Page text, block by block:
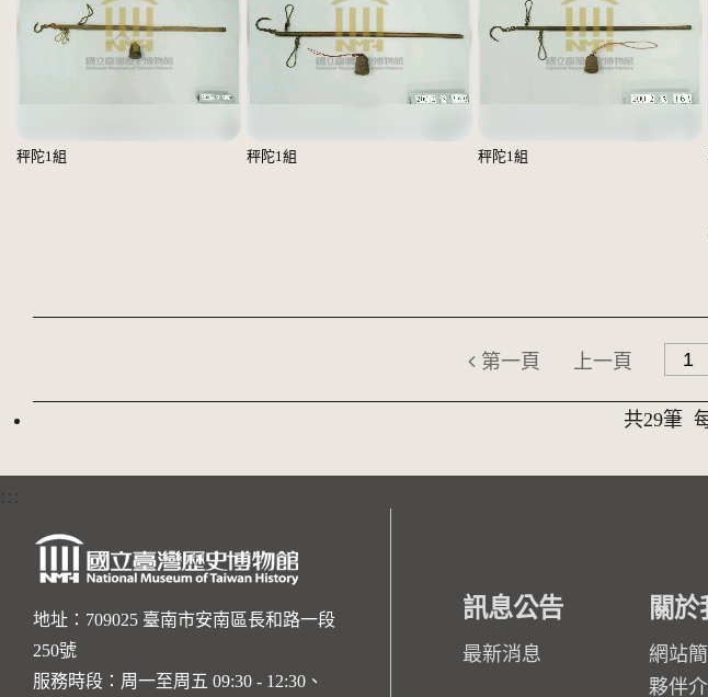
秤陀1組 秤陀1組 秤陀1組
第一頁 上一頁
共29筆
:::
地址：709025 臺南市安南區長和路一段
250號
服務時段：周一至周五 09:30 - 12:30、
訊息公告
最新消息
關於
網站
夥伴